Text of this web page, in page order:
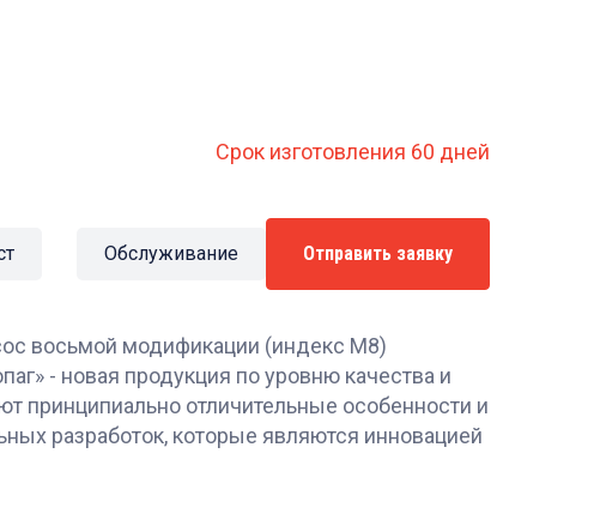
Срок изготовления 60 дней
Обслуживание Отправить заявку
восьмой модификации (индекс М8)
- новая продукция по уровню качества и
принципиально отличительные особенности и
разработок, которые являются инновацией